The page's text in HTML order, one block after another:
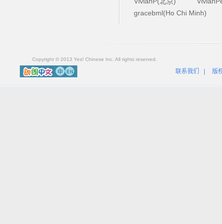
gracebml(Ho Chi Minh)
Copyright © 2013 Yes! Chinese Inc. All rights reserved.
联系我们 版